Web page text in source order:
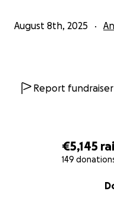
€5,145
149
Jeder Euro hilft –
den TSV Sadelkow.
August 8th, 2025
Report fundraiser